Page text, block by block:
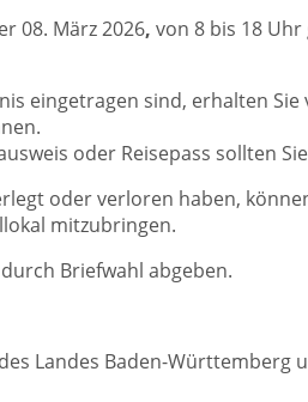
08. März 2026, von 8 bis 18
eingetragen sind, erhalten
oder Reisepass sollten
oder verloren haben,
mitzubringen.
Briefwahl abgeben.
Landes Baden-Württemberg